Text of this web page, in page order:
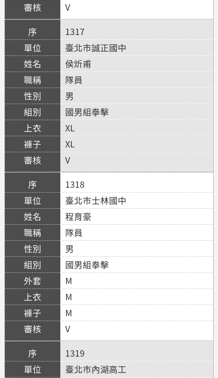
V
1317
臺北市誠正國中
侯炘甫
隊員
男
國男組拳擊
XL
XL
V
1318
臺北市士林國中
程育豪
隊員
男
國男組拳擊
M
M
M
V
1319
臺北市內湖高工